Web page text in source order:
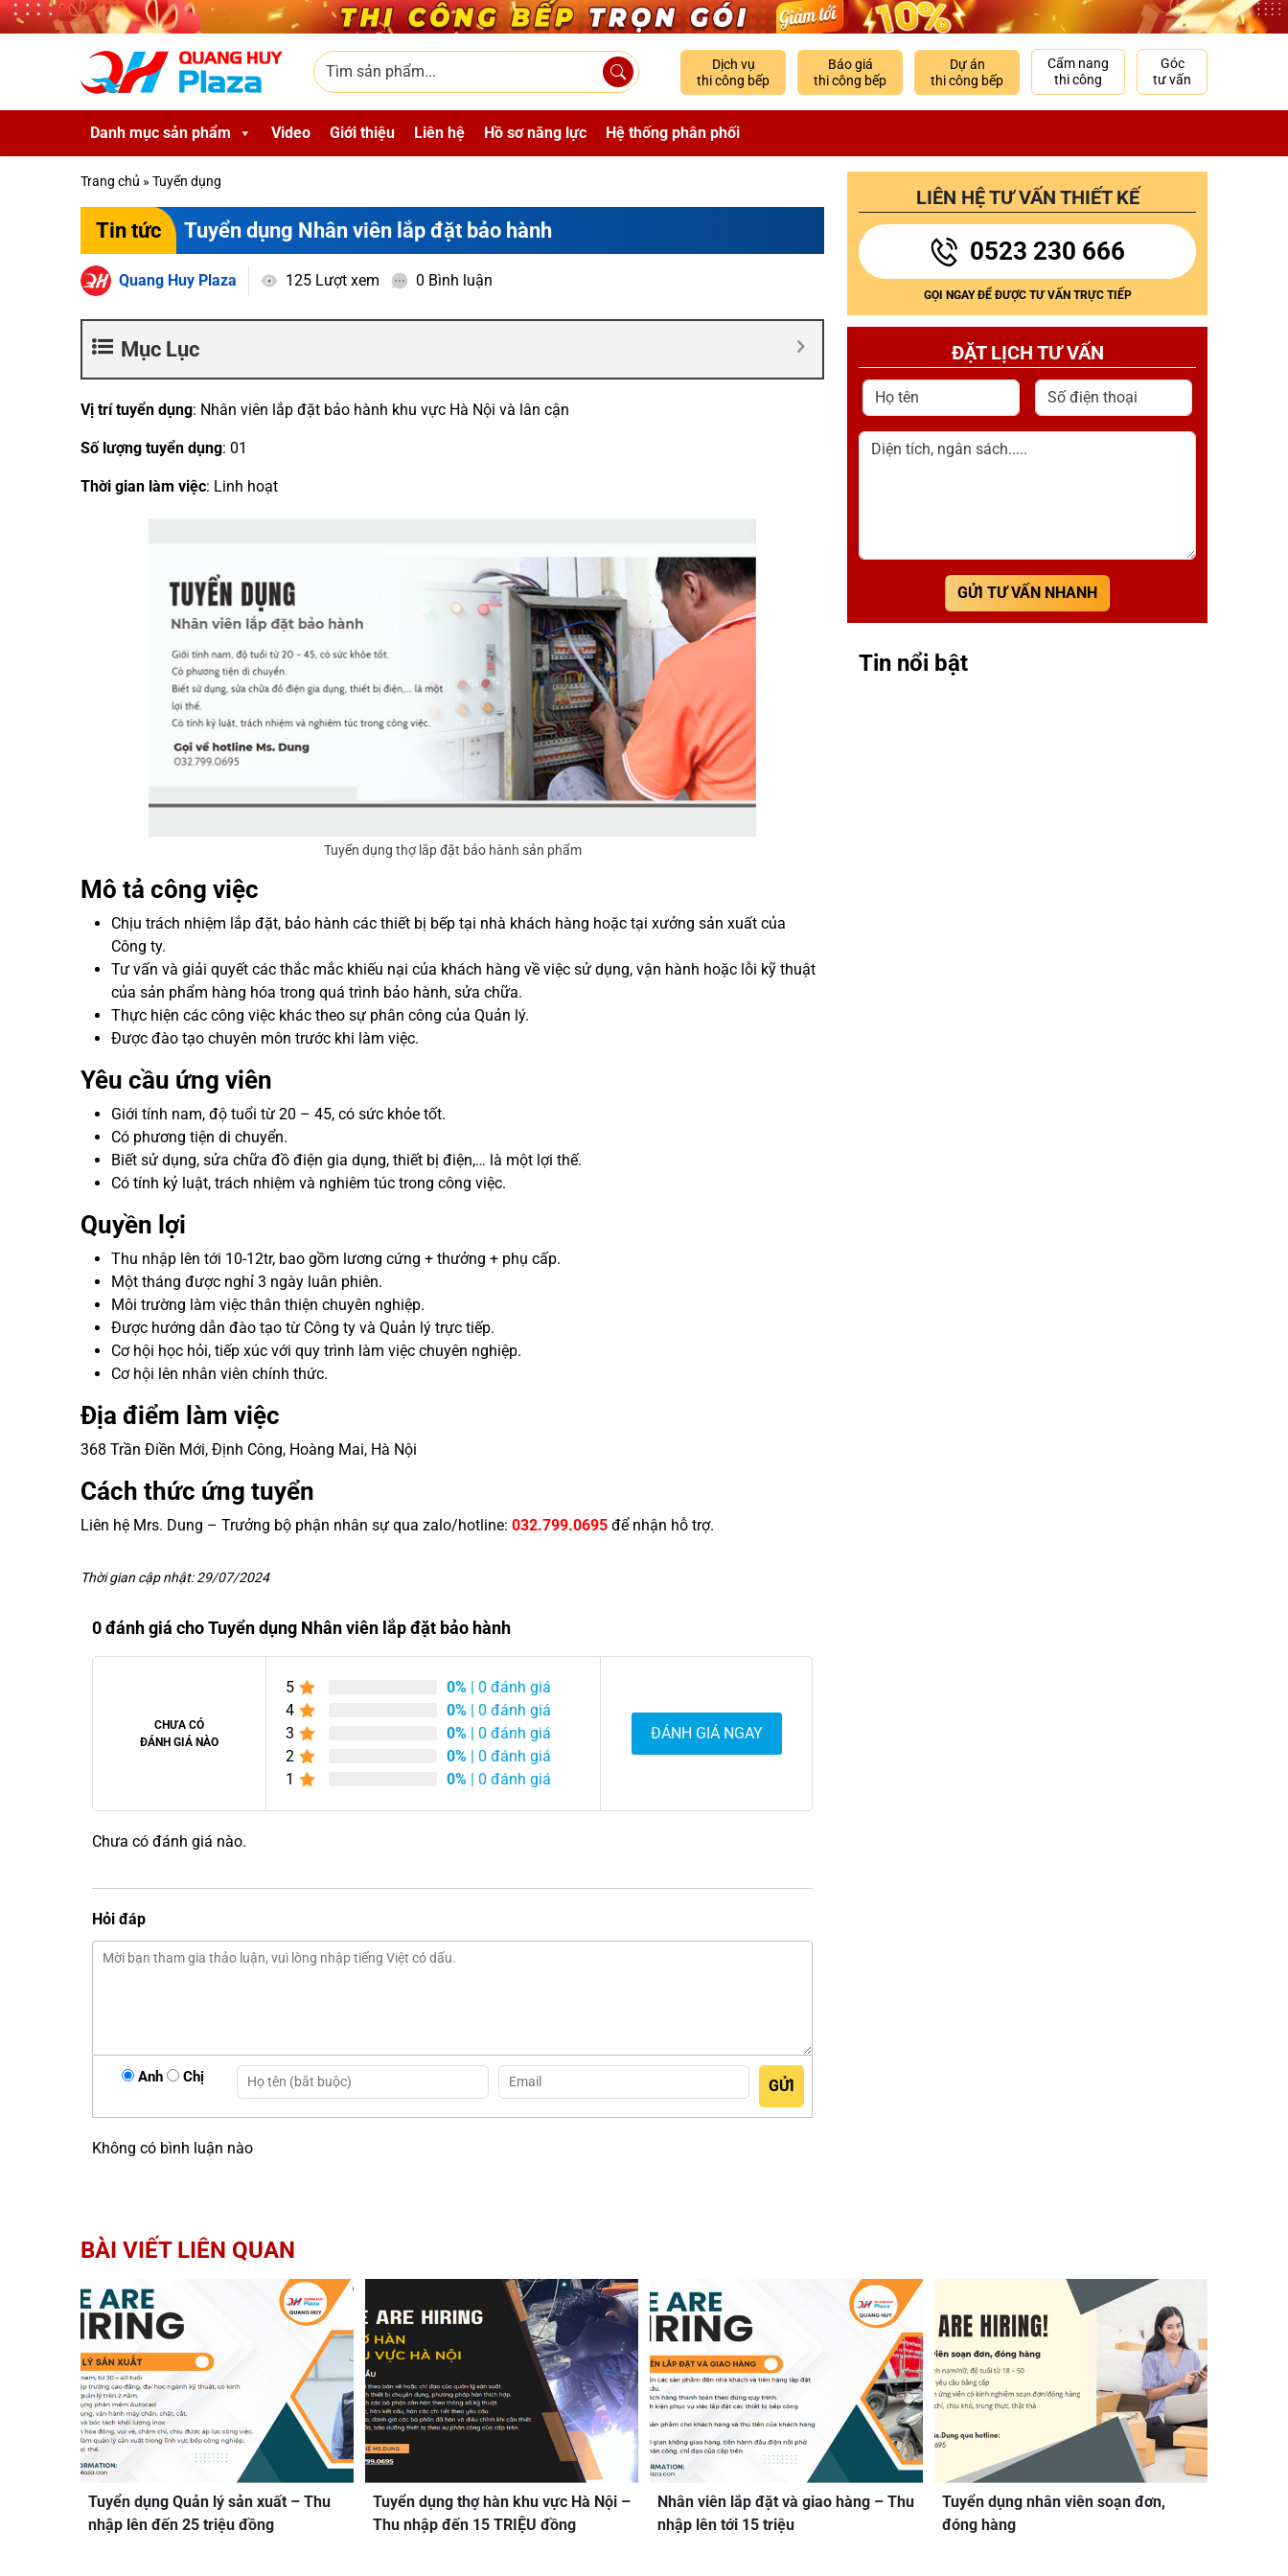
Skip to main content
Tìm sản phẩm
Dịch vụ
thi công bếp
Báo giá
thi công bếp
Dự án
thi công bếp
Cẩm nang
thi công
Góc
tư vấn
Danh mục sản phẩm Video Giới thiệu Liên hệ Hồ sơ năng lực Hệ thống phân phối
Trang chủ » Tuyển dụng
Tin tức Tuyển dụng Nhân viên lắp đặt bảo hành
Quang Huy Plaza 125 Lượt xem 0 Bình luận
Mục Lục
Vị trí tuyển dụng: Nhân viên lắp đặt bảo hành khu vực Hà Nội và lân cận
Số lượng tuyển dụng: 01
Thời gian làm việc: Linh hoạt
Tuyển dụng thợ lắp đặt bảo hành sản phẩm
Mô tả công việc
Chịu trách nhiệm lắp đặt, bảo hành các thiết bị bếp tại nhà khách hàng hoặc tại xưởng sản xuất của
Công ty.
Tư vấn và giải quyết các thắc mắc khiếu nại của khách hàng về việc sử dụng, vận hành hoặc lỗi kỹ thuật
của sản phẩm hàng hóa trong quá trình bảo hành, sửa chữa.
Thực hiện các công việc khác theo sự phân công của Quản lý.
Được đào tạo chuyên môn trước khi làm việc.
Yêu cầu ứng viên
Giới tính nam, độ tuổi từ 20 – 45, có sức khỏe tốt.
Có phương tiện di chuyển.
Biết sử dụng, sửa chữa đồ điện gia dụng, thiết bị điện,… là một lợi thế.
Có tính kỷ luật, trách nhiệm và nghiêm túc trong công việc.
Quyền lợi
Thu nhập lên tới 10-12tr, bao gồm lương cứng + thưởng + phụ cấp.
Một tháng được nghỉ 3 ngày luân phiên.
Môi trường làm việc thân thiện chuyên nghiệp.
Được hướng dẫn đào tạo từ Công ty và Quản lý trực tiếp.
Cơ hội học hỏi, tiếp xúc với quy trình làm việc chuyên nghiệp.
Cơ hội lên nhân viên chính thức.
Địa điểm làm việc
368 Trần Điền Mới, Định Công, Hoàng Mai, Hà Nội
Cách thức ứng tuyển
Liên hệ Mrs. Dung – Trưởng bộ phận nhân sự qua zalo/hotline: 032.799.0695 để nhận hỗ trợ.
Thời gian cập nhật: 29/07/2024
0 đánh giá cho Tuyển dụng Nhân viên lắp đặt bảo hành
CHƯA CÓ
ĐÁNH GIÁ NÀO
5 0% | 0 đánh giá
4
0% | 0 đánh giá
3
0% | 0 đánh giá
2
0% | 0 đánh giá
1
0% | 0 đánh giá
ĐÁNH GIÁ NGAY
Chưa có đánh giá nào.
Hỏi đáp
Anh Chị
Không có bình luận nào
LIÊN HỆ TƯ VẤN THIẾT KẾ
0523 230 666
GỌI NGAY ĐỂ ĐƯỢC TƯ VẤN TRỰC TIẾP
ĐẶT LỊCH TƯ VẤN
Họ tên Số điện thoại
Diện tích, ngân sách.....
GỬI TƯ VẤN NHANH
Tin nổi bật
BÀI VIẾT LIÊN QUAN
Tuyển dụng Quản lý sản xuất – Thu
nhập lên đến 25 triệu đồng
Tuyển dụng thợ hàn khu vực Hà Nội –
Thu nhập đến 15 TRIỆU đồng
Nhân viên lắp đặt và giao hàng – Thu
nhập lên tới 15 triệu
Tuyển dụng nhân viên soạn đơn,
đóng hàng